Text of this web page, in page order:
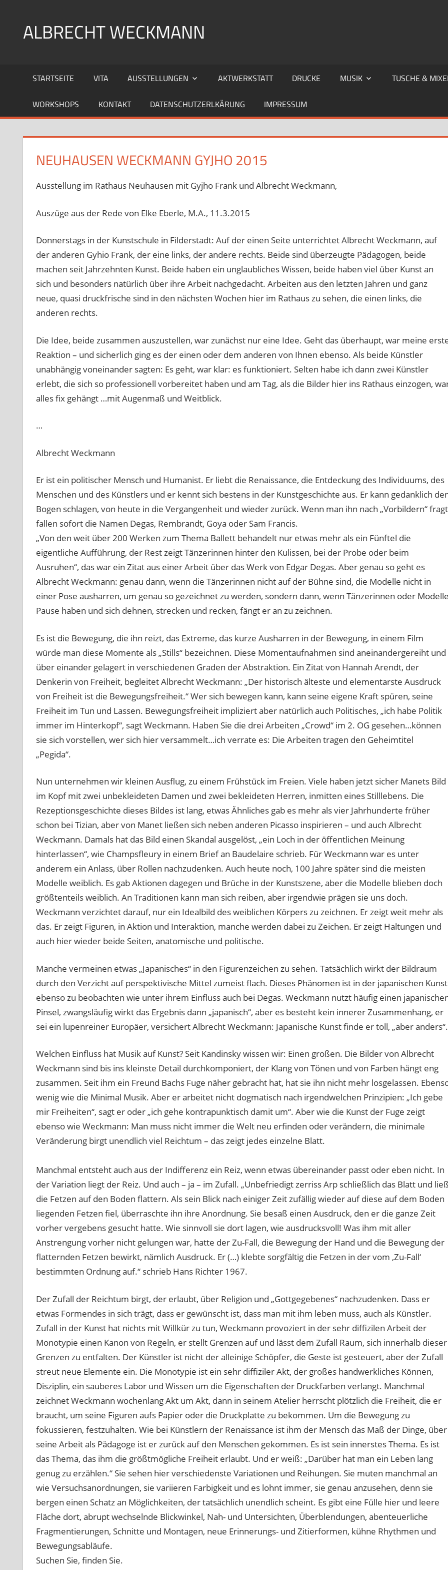
springenALBRECHT WECKMANN
Drucker
STARTSEITE VITA AUSSTELLUNGEN AKTWERKSTATT DRUCKE MUSIK TUSCHE &
WORKSHOPS KONTAKT DATENSCHUTZERLKÄRUNG IMPRESSUM
NEUHAUSEN WECKMANN GYJHO 2015
Ausstellung im Rathaus Neuhausen mit Gyjho Frank und Albrecht Weckmann,
Auszüge aus der Rede von Elke Eberle, M.A., 11.3.2015
Donnerstags in der Kunstschule in Filderstadt: Auf der einen Seite unterrichtet Albrecht Weckmann, auf
der anderen Gyhio Frank, der eine links, der andere rechts. Beide sind überzeugte Pädagogen, beide
machen seit Jahrzehnten Kunst. Beide haben ein unglaubliches Wissen, beide haben viel über Kunst an
sich und besonders natürlich über ihre Arbeit nachgedacht. Arbeiten aus den letzten Jahren und ganz
neue, quasi druckfrische sind in den nächsten Wochen hier im Rathaus zu sehen, die einen links, die
anderen rechts.
Die Idee, beide zusammen auszustellen, war zunächst nur eine Idee. Geht das überhaupt, war meine
Reaktion – und sicherlich ging es der einen oder dem anderen von Ihnen ebenso. Als beide Künstler
unabhängig voneinander sagten: Es geht, war klar: es funktioniert. Selten habe ich dann zwei Künstler
erlebt, die sich so professionell vorbereitet haben und am Tag, als die Bilder hier ins Rathaus einzogen,
alles fix gehängt …mit Augenmaß und Weitblick.
…
Albrecht Weckmann
Er ist ein politischer Mensch und Humanist. Er liebt die Renaissance, die Entdeckung des Individuums, des
Menschen und des Künstlers und er kennt sich bestens in der Kunstgeschichte aus. Er kann gedanklich
Bogen schlagen, von heute in die Vergangenheit und wieder zurück. Wenn man ihn nach „Vorbildern“
fallen sofort die Namen Degas, Rembrandt, Goya oder Sam Francis.
„Von den weit über 200 Werken zum Thema Ballett behandelt nur etwas mehr als ein Fünftel die
eigentliche Aufführung, der Rest zeigt Tänzerinnen hinter den Kulissen, bei der Probe oder beim
Ausruhen“, das war ein Zitat aus einer Arbeit über das Werk von Edgar Degas. Aber genau so geht es
Albrecht Weckmann: genau dann, wenn die Tänzerinnen nicht auf der Bühne sind, die Modelle nicht in
einer Pose ausharren, um genau so gezeichnet zu werden, sondern dann, wenn Tänzerinnen oder
Pause haben und sich dehnen, strecken und recken, fängt er an zu zeichnen.
Es ist die Bewegung, die ihn reizt, das Extreme, das kurze Ausharren in der Bewegung, in einem Film
würde man diese Momente als „Stills“ bezeichnen. Diese Momentaufnahmen sind aneinandergereiht und
über einander gelagert in verschiedenen Graden der Abstraktion. Ein Zitat von Hannah Arendt, der
Denkerin von Freiheit, begleitet Albrecht Weckmann: „Der historisch älteste und elementarste Ausdruck
von Freiheit ist die Bewegungsfreiheit.“ Wer sich bewegen kann, kann seine eigene Kraft spüren, seine
Freiheit im Tun und Lassen. Bewegungsfreiheit impliziert aber natürlich auch Politisches, „ich habe Politik
immer im Hinterkopf“, sagt Weckmann. Haben Sie die drei Arbeiten „Crowd“ im 2. OG gesehen…können
sie sich vorstellen, wer sich hier versammelt…ich verrate es: Die Arbeiten tragen den Geheimtitel
„Pegida“.
Nun unternehmen wir kleinen Ausflug, zu einem Frühstück im Freien. Viele haben jetzt sicher Manets Bild
im Kopf mit zwei unbekleideten Damen und zwei bekleideten Herren, inmitten eines Stilllebens. Die
Rezeptionsgeschichte dieses Bildes ist lang, etwas Ähnliches gab es mehr als vier Jahrhunderte früher
schon bei Tizian, aber von Manet ließen sich neben anderen Picasso inspirieren – und auch Albrecht
Weckmann. Damals hat das Bild einen Skandal ausgelöst, „ein Loch in der öffentlichen Meinung
hinterlassen“, wie Champsfleury in einem Brief an Baudelaire schrieb. Für Weckmann war es unter
anderem ein Anlass, über Rollen nachzudenken. Auch heute noch, 100 Jahre später sind die meisten
Modelle weiblich. Es gab Aktionen dagegen und Brüche in der Kunstszene, aber die Modelle blieben doch
größtenteils weiblich. An Traditionen kann man sich reiben, aber irgendwie prägen sie uns doch.
Weckmann verzichtet darauf, nur ein Idealbild des weiblichen Körpers zu zeichnen. Er zeigt weit mehr als
das. Er zeigt Figuren, in Aktion und Interaktion, manche werden dabei zu Zeichen. Er zeigt Haltungen und
auch hier wieder beide Seiten, anatomische und politische.
Manche vermeinen etwas „Japanisches“ in den Figurenzeichen zu sehen. Tatsächlich wirkt der Bildraum
durch den Verzicht auf perspektivische Mittel zumeist flach. Dieses Phänomen ist in der japanischen Kunst
ebenso zu beobachten wie unter ihrem Einfluss auch bei Degas. Weckmann nutzt häufig einen
Pinsel, zwangsläufig wirkt das Ergebnis dann „japanisch“, aber es besteht kein innerer Zusammenhang, er
sei ein lupenreiner Europäer, versichert Albrecht Weckmann: Japanische Kunst finde er toll, „aber anders“.
Welchen Einfluss hat Musik auf Kunst? Seit Kandinsky wissen wir: Einen großen. Die Bilder von Albrecht
Weckmann sind bis ins kleinste Detail durchkomponiert, der Klang von Tönen und von Farben hängt eng
zusammen. Seit ihm ein Freund Bachs Fuge näher gebracht hat, hat sie ihn nicht mehr losgelassen.
wenig wie die Minimal Musik. Aber er arbeitet nicht dogmatisch nach irgendwelchen Prinzipien: „Ich gebe
mir Freiheiten“, sagt er oder „ich gehe kontrapunktisch damit um“. Aber wie die Kunst der Fuge zeigt
ebenso wie Weckmann: Man muss nicht immer die Welt neu erfinden oder verändern, die minimale
Veränderung birgt unendlich viel Reichtum – das zeigt jedes einzelne Blatt.
Manchmal entsteht auch aus der Indifferenz ein Reiz, wenn etwas übereinander passt oder eben nicht. In
der Variation liegt der Reiz. Und auch – ja – im Zufall. „Unbefriedigt zerriss Arp schließlich das Blatt und
die Fetzen auf den Boden flattern. Als sein Blick nach einiger Zeit zufällig wieder auf diese auf dem Boden
liegenden Fetzen fiel, überraschte ihn ihre Anordnung. Sie besaß einen Ausdruck, den er die ganze Zeit
vorher vergebens gesucht hatte. Wie sinnvoll sie dort lagen, wie ausdrucksvoll! Was ihm mit aller
Anstrengung vorher nicht gelungen war, hatte der Zu-Fall, die Bewegung der Hand und die Bewegung der
flatternden Fetzen bewirkt, nämlich Ausdruck. Er (…) klebte sorgfältig die Fetzen in der vom ‚Zu-Fall‘
bestimmten Ordnung auf.“ schrieb Hans Richter 1967.
Der Zufall der Reichtum birgt, der erlaubt, über Religion und „Gottgegebenes“ nachzudenken. Dass er
etwas Formendes in sich trägt, dass er gewünscht ist, dass man mit ihm leben muss, auch als Künstler.
Zufall in der Kunst hat nichts mit Willkür zu tun, Weckmann provoziert in der sehr diffizilen Arbeit der
Monotypie einen Kanon von Regeln, er stellt Grenzen auf und lässt dem Zufall Raum, sich innerhalb dieser
Grenzen zu entfalten. Der Künstler ist nicht der alleinige Schöpfer, die Geste ist gesteuert, aber der Zufall
streut neue Elemente ein. Die Monotypie ist ein sehr diffiziler Akt, der großes handwerkliches Können,
Disziplin, ein sauberes Labor und Wissen um die Eigenschaften der Druckfarben verlangt. Manchmal
zeichnet Weckmann wochenlang Akt um Akt, dann in seinem Atelier herrscht plötzlich die Freiheit, die er
braucht, um seine Figuren aufs Papier oder die Druckplatte zu bekommen. Um die Bewegung zu
fokussieren, festzuhalten. Wie bei Künstlern der Renaissance ist ihm der Mensch das Maß der Dinge, über
seine Arbeit als Pädagoge ist er zurück auf den Menschen gekommen. Es ist sein innerstes Thema. Es ist
das Thema, das ihm die größtmögliche Freiheit erlaubt. Und er weiß: „Darüber hat man ein Leben lang
genug zu erzählen.“ Sie sehen hier verschiedenste Variationen und Reihungen. Sie muten manchmal an
wie Versuchsanordnungen, sie variieren Farbigkeit und es lohnt immer, sie genau anzusehen, denn sie
bergen einen Schatz an Möglichkeiten, der tatsächlich unendlich scheint. Es gibt eine Fülle hier und leere
Fläche dort, abrupt wechselnde Blickwinkel, Nah- und Untersichten, Überblendungen, abenteuerliche
Fragmentierungen, Schnitte und Montagen, neue Erinnerungs- und Zitierformen, kühne Rhythmen und
Bewegungsabläufe.
Suchen Sie, finden Sie.